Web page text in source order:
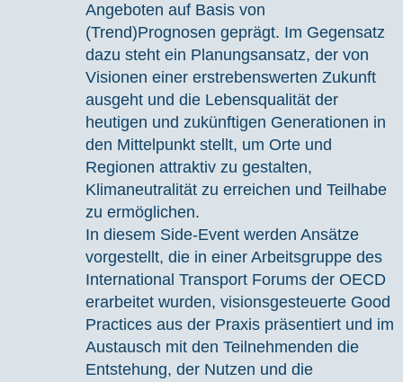
Angeboten auf Basis von
(Trend)Prognosen geprägt. Im Gegensatz
dazu steht ein Planungsansatz, der von
Visionen einer erstrebenswerten Zukunft
ausgeht und die Lebensqualität der
heutigen und zukünftigen Generationen in
den Mittelpunkt stellt, um Orte und
Regionen attraktiv zu gestalten,
Klimaneutralität zu erreichen und Teilhabe
zu ermöglichen.
In diesem Side-Event werden Ansätze
vorgestellt, die in einer Arbeitsgruppe des
International Transport Forums der OECD
erarbeitet wurden, visionsgesteuerte Good
Practices aus der Praxis präsentiert und im
Austausch mit den Teilnehmenden die
Entstehung, der Nutzen und die